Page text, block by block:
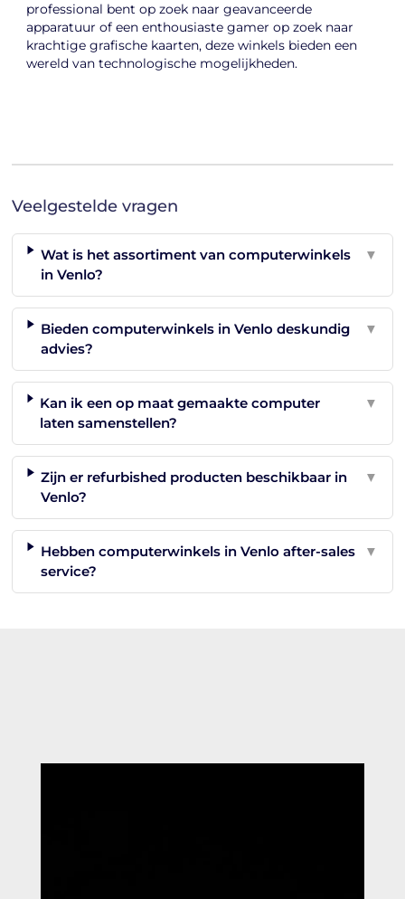
professional bent op zoek naar geavanceerde
apparatuur of een enthousiaste gamer op zoek naar
krachtige grafische kaarten, deze winkels bieden een
wereld van technologische mogelijkheden.
Veelgestelde vragen
Wat is het assortiment van computerwinkels
in Venlo?
▼
Bieden computerwinkels in Venlo deskundig
advies?
▼
Kan ik een op maat gemaakte computer
laten samenstellen?
▼
Zijn er refurbished producten beschikbaar in
Venlo?
▼
Hebben computerwinkels in Venlo after-sales
service?
▼